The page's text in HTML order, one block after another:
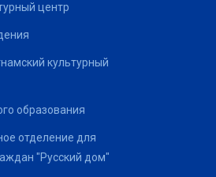
центр
культурный
образования
отделение для
"Русский дом"